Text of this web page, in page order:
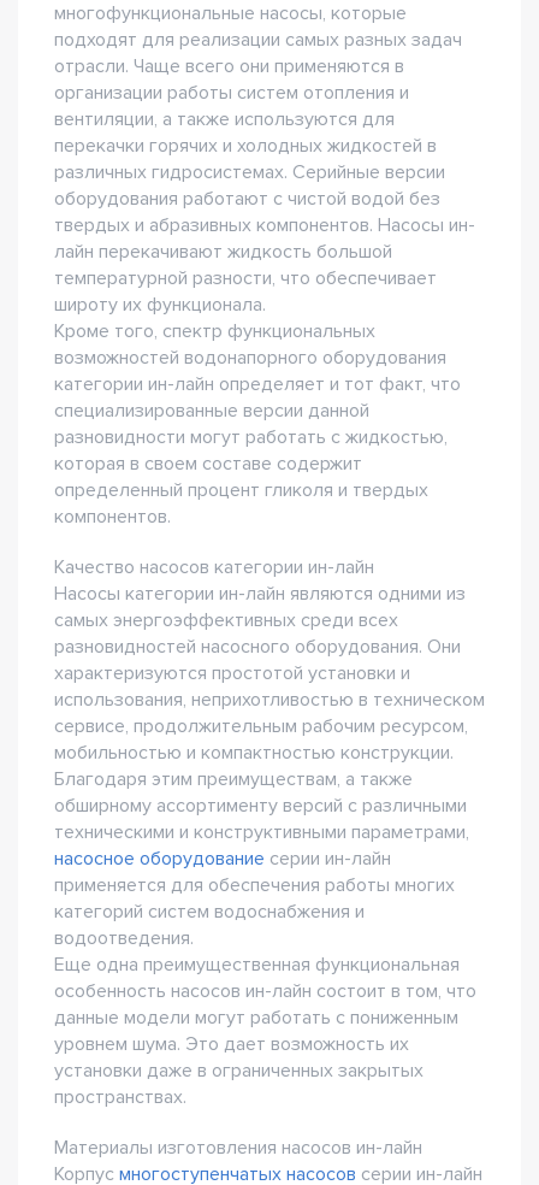
многофункциональные насосы, которые
подходят для реализации самых разных задач
отрасли. Чаще всего они применяются в
организации работы систем отопления и
вентиляции, а также используются для
перекачки горячих и холодных жидкостей в
различных гидросистемах. Серийные версии
оборудования работают с чистой водой без
твердых и абразивных компонентов. Насосы ин-
лайн перекачивают жидкость большой
температурной разности, что обеспечивает
широту их функционала.
Кроме того, спектр функциональных
возможностей водонапорного оборудования
категории ин-лайн определяет и тот факт, что
специализированные версии данной
разновидности могут работать с жидкостью,
которая в своем составе содержит
определенный процент гликоля и твердых
компонентов.
Качество насосов категории ин-лайн
Насосы категории ин-лайн являются одними из
самых энергоэффективных среди всех
разновидностей насосного оборудования. Они
характеризуются простотой установки и
использования, неприхотливостью в техническом
сервисе, продолжительным рабочим ресурсом,
мобильностью и компактностью конструкции.
Благодаря этим преимуществам, а также
обширному ассортименту версий с различными
техническими и конструктивными параметрами,
насосное оборудование серии ин-лайн
применяется для обеспечения работы многих
категорий систем водоснабжения и
водоотведения.
Еще одна преимущественная функциональная
особенность насосов ин-лайн состоит в том, что
данные модели могут работать с пониженным
уровнем шума. Это дает возможность их
установки даже в ограниченных закрытых
пространствах.
Материалы изготовления насосов ин-лайн
Корпус многоступенчатых насосов серии ин-лайн